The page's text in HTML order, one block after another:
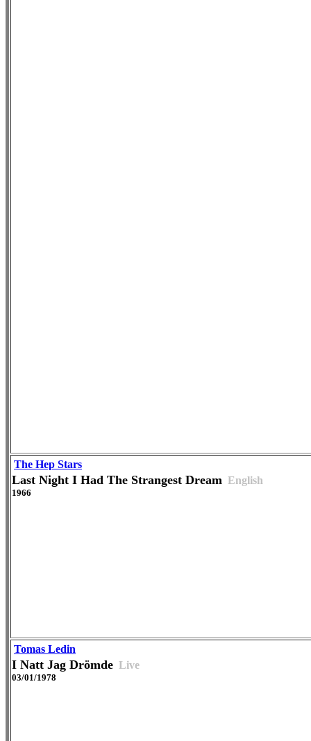
The Hep Stars
Last Night I Had The Strangest Dream English
1966
Tomas Ledin
I Natt Jag Drömde Live
03/01/1978